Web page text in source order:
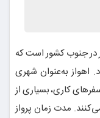
در جنوب کشور است که
اهواز به‌عنوان شهری
کاری، بسیاری از
مدت زمان پرواز